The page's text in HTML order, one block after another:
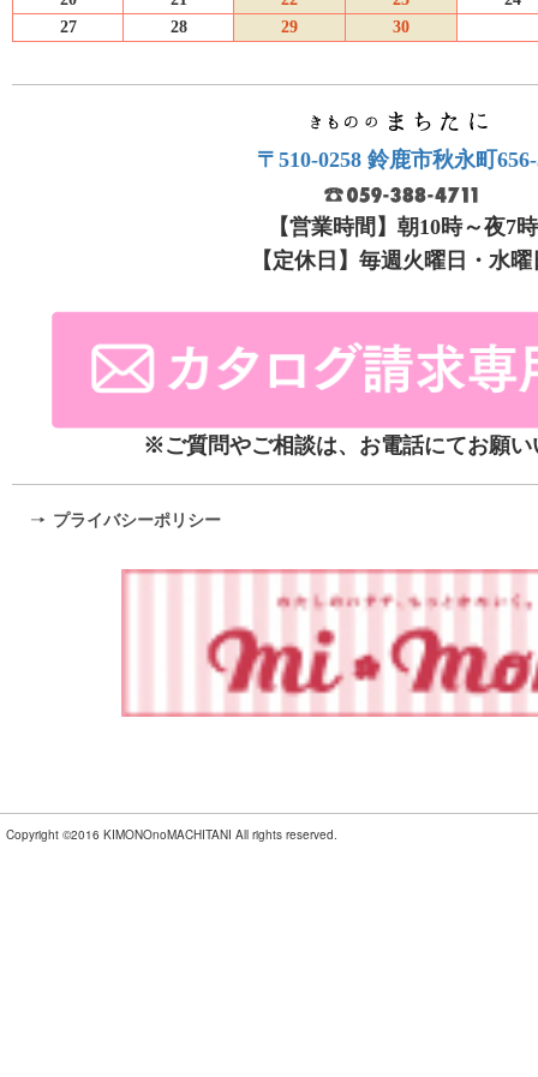
27
28 29 30
〒510-0258 鈴鹿市秋永町
【営業時間】朝10時～夜7時
【定休日】毎週火曜日・水曜
※ご質問やご相談は、お電話にてお願い
プライバシーポリシー
Copyright ©2016 KIMONOnoMACHITANI All rights reserved.